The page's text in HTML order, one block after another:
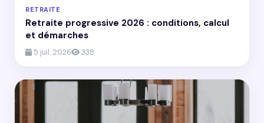
RETRAITE
Retraite progressive 2026 : conditions, calcul
et démarches
5 juil. 2026 338